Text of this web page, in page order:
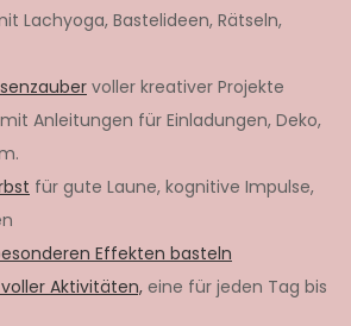
Lachyoga, Bastelideen, Rätseln,
voller kreativer Projekte
mit Anleitungen für Einladungen, Deko,
für gute Laune, kognitive Impulse,
Effekten basteln
Aktivitäten, eine für jeden Tag bis